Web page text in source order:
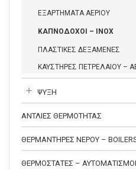
ΕΞΑΡΤΗΜΑΤΑ ΑΕΡΙΟΥ
ΚΑΠΝΟΔΟΧΟΙ – INOX
ΠΛΑΣΤΙΚΕΣ ΔΕΞΑΜΕΝΕΣ
ΚΑΥΣΤΗΡΕΣ ΠΕΤΡΕΛΑΙΟΥ –
ΨΥΞΗ
ΑΝΤΛΙΕΣ ΘΕΡΜΟΤΗΤΑΣ
ΘΕΡΜΑΝΤΗΡΕΣ ΝΕΡΟΥ –
ΘΕΡΜΟΣΤΑΤΕΣ – ΑΥΤΟΜΑΤΙΣΜΟΙ